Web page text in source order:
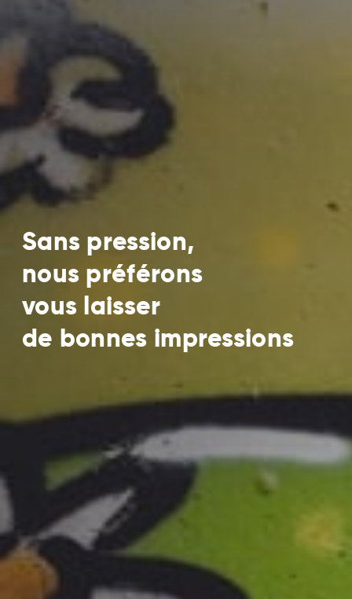
Sans pression,
nous préférons
vous laisser
de bonnes impressions